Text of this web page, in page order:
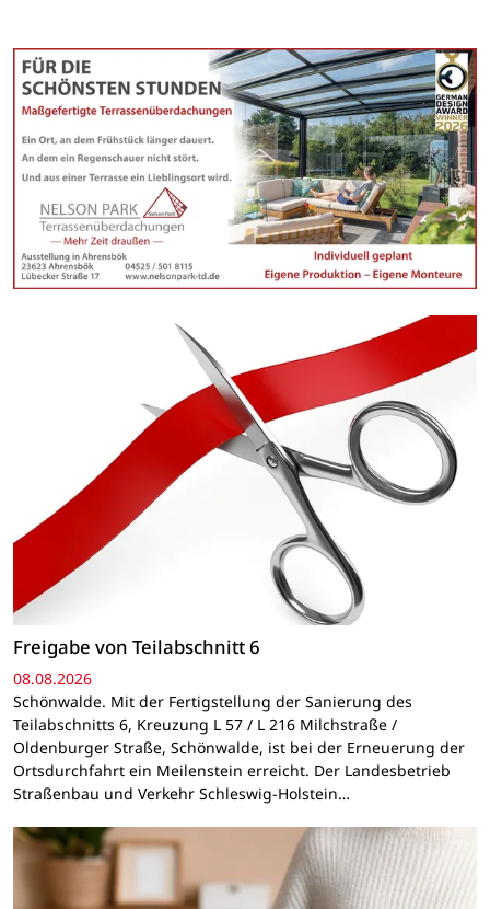
Freigabe von Teilabschnitt 6
08.08.2026
Schönwalde. Mit der Fertigstellung der Sanierung des
Teilabschnitts 6, Kreuzung L 57 / L 216 Milchstraße /
Oldenburger Straße, Schönwalde, ist bei der Erneuerung der
Ortsdurchfahrt ein Meilenstein erreicht. Der Landesbetrieb
Straßenbau und Verkehr Schleswig-Holstein…